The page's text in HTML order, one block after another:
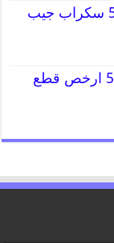
قطع غيار جيب 55818355 سكراب جيب
قطع غيار دودج 55818355 ارخص قطع